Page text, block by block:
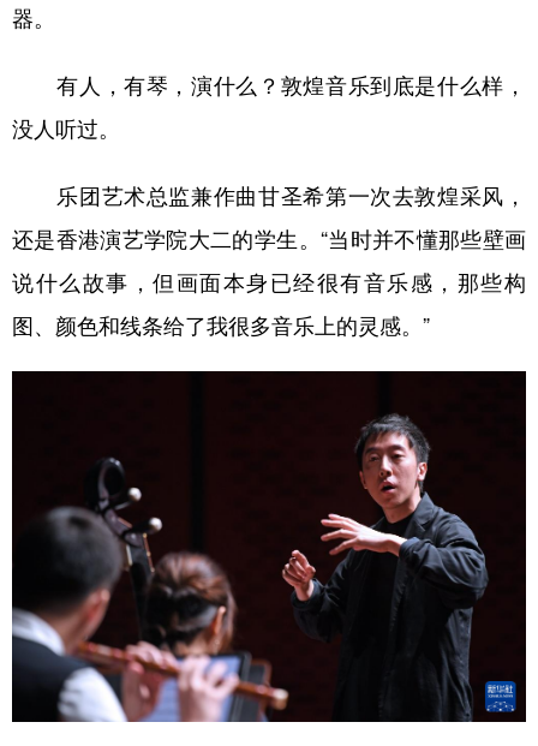
器。
有人，有琴，演什么？敦煌音乐到底是什么样，
没人听过。
乐团艺术总监兼作曲甘圣希第一次去敦煌采风，
还是香港演艺学院大二的学生。“当时并不懂那些壁画
说什么故事，但画面本身已经很有音乐感，那些构
图、颜色和线条给了我很多音乐上的灵感。”